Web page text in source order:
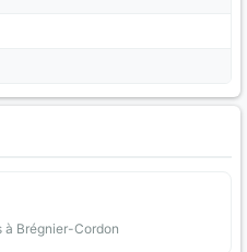
à Brégnier-Cordon